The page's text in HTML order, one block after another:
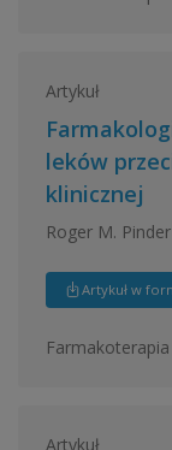
Artykuł
leków
klinicznej
Roger M. Pinder
Artykuł w
Artykuł